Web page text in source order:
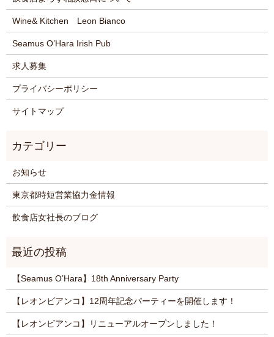
Wine& Kitchen Leon Bianco
Seamus O’Hara Irish Pub
求人募集
プライバシーポリシー
サイトマップ
お知らせ
東京都時短営業協力金情報
飲食店女社長のブログ
【Seamus O’Hara】18th Anniversary Party
【レオンビアンコ】12周年記念パーティーを開催します！
【レオンビアンコ】リニューアルオープンしました！